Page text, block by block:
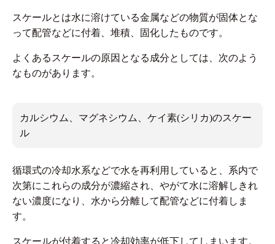
スケールとは水に溶けている金属などの物質が固体とな
って配管などに付着、堆積、固化したものです。
よくあるスケールの原因となる成分としては、次のよう
なものがあります。
カルシウム、マグネシウム、ケイ素(シリカ)のスケー
ル
循環式の冷却水系などで水を再利用していると、系内で
次第にこれらの成分が濃縮され、やがて水に溶解しきれ
ない濃度になり、水から分離して配管などに付着しま
す。
スケールが付着すると冷却効率が低下してしまいます。